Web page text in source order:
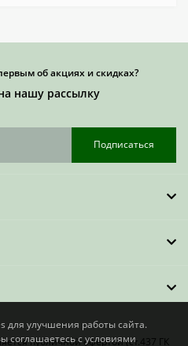
об акциях и скидках?
нашу рассылку
Подписаться
публичной офертой (ст.437 ГК
для улучшения работы сайта.
соглашаетесь с условиями